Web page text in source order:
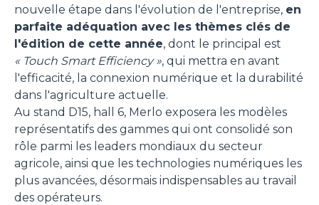
nouvelle étape dans l'évolution de l'entreprise, en
parfaite adéquation avec les thèmes clés de
l'édition de cette année, dont le principal est
« Touch Smart Efficiency », qui mettra en avant
l'efficacité, la connexion numérique et la durabilité
dans l'agriculture actuelle.
Au stand D15, hall 6, Merlo exposera les modèles
représentatifs des gammes qui ont consolidé son
rôle parmi les leaders mondiaux du secteur
agricole, ainsi que les technologies numériques les
plus avancées, désormais indispensables au travail
des opérateurs.